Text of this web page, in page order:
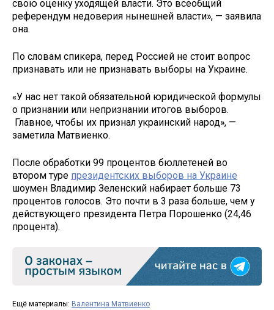
свою оценку уходящей власти. Это всеобщий
референдум недоверия нынешней власти», — заявила
она.
По словам спикера, перед Россией не стоит вопрос
признавать или не признавать выборы на Украине.
«У нас нет такой обязательной юридической формулы
о признании или непризнании итогов выборов.
Главное, чтобы их признал украинский народ», —
заметила Матвиенко.
После обработки 99 процентов бюллетеней во
втором туре президентских выборов на Украине
шоумен Владимир Зеленский набирает больше 73
процентов голосов. Это почти в 3 раза больше, чем у
действующего президента Петра Порошенко (24,46
процента).
Ещё материалы: Валентина Матвиенко